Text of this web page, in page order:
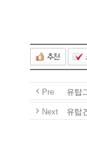
Pre 유탑
Next 유탑